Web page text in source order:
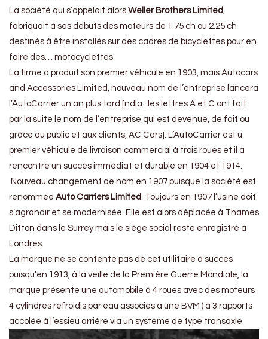
La société qui s’appelait alors Weller Brothers Limited
fabriquait à ses débuts des moteurs de 1.75 ch ou 2.25 ch
destinés à être installés sur des cadres de bicyclettes pour en
faire des… motocyclettes.
La firme a produit son premier véhicule en 1903, mais Autocars
and Accessories Limited, nouveau nom de l’entreprise lancera
l’AutoCarrier un an plus tard [ndla : les lettres A et C ont fait
par la suite le nom de l’entreprise qui est devenue, de fait ou
grâce au public et aux clients, AC Cars]. L’AutoCarrier est u
premier véhicule de livraison commercial à trois roues et il a
rencontré un succès immédiat et durable en 1904 et 1914.
Nouveau changement de nom en 1907 puisque la société est
renommée Auto Carriers Limited . Toujours en 1907 l’usine doit
s’agrandir et se modernisée. Elle est alors déplacée à Thames
Ditton dans le Surrey mais le siège social reste enregistré à
Londres.
La marque ne se contente pas de cet utilitaire à succès
puisqu’en 1913, à la veille de la Première Guerre Mondiale, la
marque présente une automobile à 4 roues avec des moteurs
4 cylindres refroidis par eau associés à une BVM ) à 3 rapports
accolée à l’essieu arrière via un système de type transaxle.